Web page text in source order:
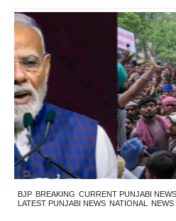
BJP BREAKING CURRENT PUNJABI NEWS
LATEST PUNJABI NEWS NATIONAL NEWS